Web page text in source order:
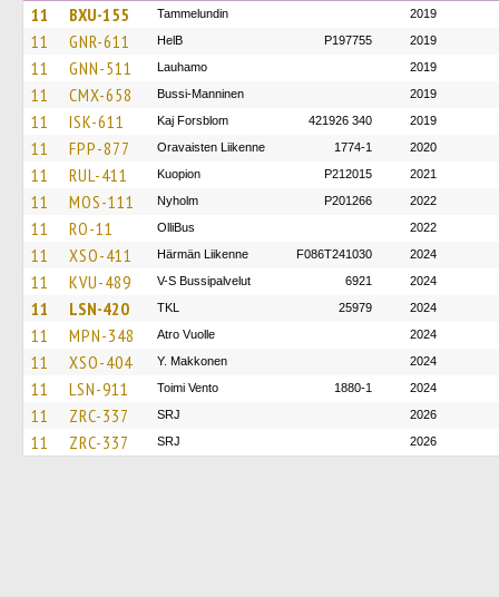
11 BXU-155 Tammelundin 2019
11 GNR-611 HelB P197755 2019
11 GNN-511 Lauhamo 2019
11 CMX-658 Bussi-Manninen 2019
11 ISK-611 Kaj Forsblom 421926 340 2019
11 FPP-877 Oravaisten Liikenne 1774-1 2020
11 RUL-411 Kuopion P212015 2021
11 MOS-111 Nyholm P201266 2022
11 RO-11 OlliBus 2022
11 XSO-411 Härmän Liikenne F086T241030 2024
11 KVU-489 V-S Bussipalvelut 6921 2024
11 LSN-420 TKL 25979 2024
11 MPN-348 Atro Vuolle 2024
11 XSO-404 Y. Makkonen 2024
11 LSN-911 Toimi Vento 1880-1 2024
11 ZRC-337 SRJ 2026
11 ZRC-337 SRJ 2026